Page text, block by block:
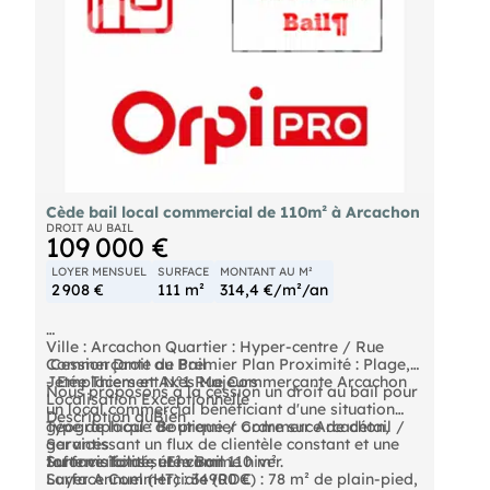
Cède bail local commercial de 110m² à Arcachon
DROIT AU BAIL
109 000 €
LOYER MENSUEL
2 908 €
SURFACE
111 m²
MONTANT AU M²
314,4 €/m²/an
️ Cession Droit au Bail
- Emplacement N°1 Rue Commerçante Arcachon
Localisation Exceptionnelle
Ville : Arcachon Quartier : Hyper-centre / Rue
Commerçante de Premier Plan Proximité : Plage,
Jetée Thiers et Axes Majeurs
Description duBien
Nous proposons à la cession un droit au bail pour
un local commercial bénéficiant d'une situation
géographique de premier ordre sur Arcachon,
garantissant un flux de clientèle constant et une
forte visibilité, été comme hiver.
Type de local : Boutique / Commerce de détail /
Services
Surface Totale : Environ 110 m²
Surface Commerciale (RDC) : 78 m² de plain-pied,
Informations sur le Bail
Loyer Annuel (HT) : 34900 €